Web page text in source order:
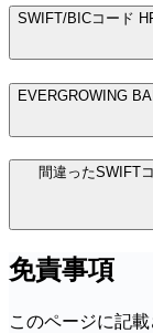
SWIFT/BICコード
EVERGROWING
間違ったSWIFT
免責事項
このページに記